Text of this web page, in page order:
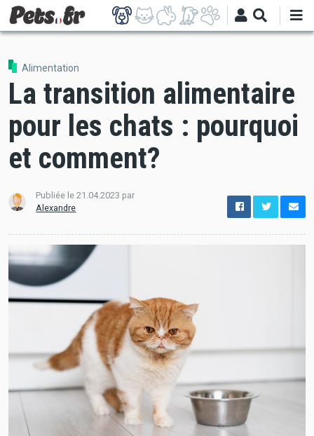
Aller
au
contenu
Alimentation
La transition alimentaire
pour les chats : pourquoi
et comment?
Publiée le21.04.2023 par
Alexandre
configuration